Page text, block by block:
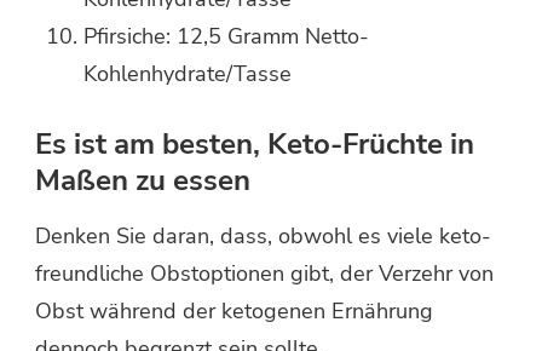
Pfirsiche: 12,5 Gramm Netto-
Kohlenhydrate/Tasse
Es ist am besten, Keto-Früchte in
Maßen zu essen
Denken Sie daran, dass, obwohl es viele keto-
freundliche Obstoptionen gibt, der Verzehr von
Obst während der ketogenen Ernährung